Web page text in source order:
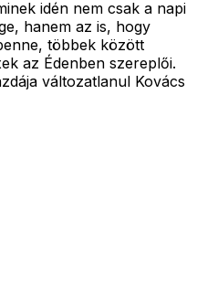
idén nem csak a napi
hanem az is, hogy
többek között
az Édenben szereplői.
változatlanul Kovács